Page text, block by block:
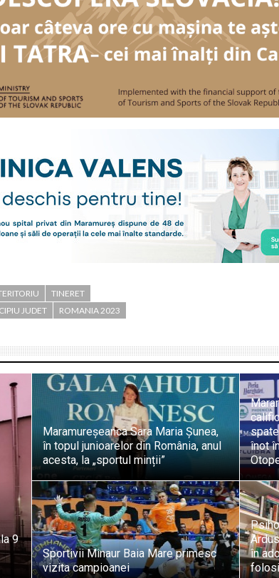
TINERET
JUDET ROMANIA 2023
9
Maramureșeanca Sara Maria Șunea,
în topul junioarelor din România, anul
acesta, la „sportul minții”
înot
Sportivii Minaur Baia Mare primesc
vizita campioanei
în